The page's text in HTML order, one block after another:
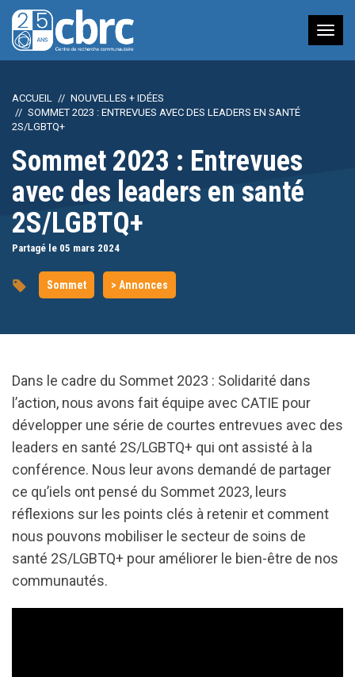
à
ACCUEIL
NOUVELLES + IDÉES
SOMMET 2023 : ENTREVUES AVEC DES LEADERS EN SANTÉ
2S/LGBTQ+
Sommet 2023 : Entrevues
avec des leaders en santé
2S/LGBTQ+
Partagé le 05 mars 2024
Sommet > Annonces
Dans le cadre du Sommet 2023 : Solidarité dans
l’action, nous avons fait équipe avec CATIE pour
développer une série de courtes entrevues avec des
leaders en santé 2S/LGBTQ+ qui ont assisté à la
conférence. Nous leur avons demandé de partager
ce qu’iels ont pensé du Sommet 2023, leurs
réflexions sur les points clés à retenir et comment
nous pouvons mobiliser le secteur de soins de
santé 2S/LGBTQ+ pour améliorer le bien-être de nos
communautés.